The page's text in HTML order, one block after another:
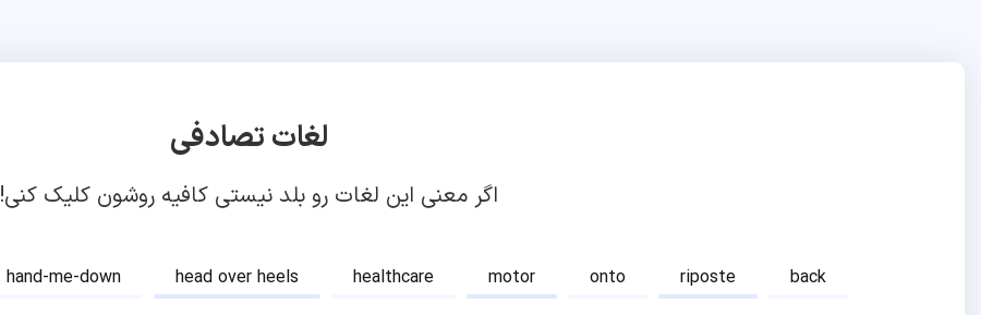
لغات تصادفی
اگر معنی این لغات رو بلد نیستی کافیه روشون کلیک کنی!
hand-me-down head over heels healthcare motor onto riposte
back